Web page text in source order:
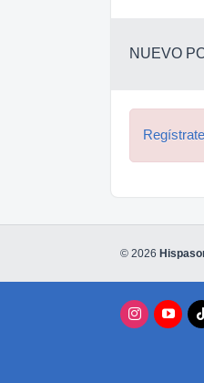
NUEVO
Regístrate
© 2026